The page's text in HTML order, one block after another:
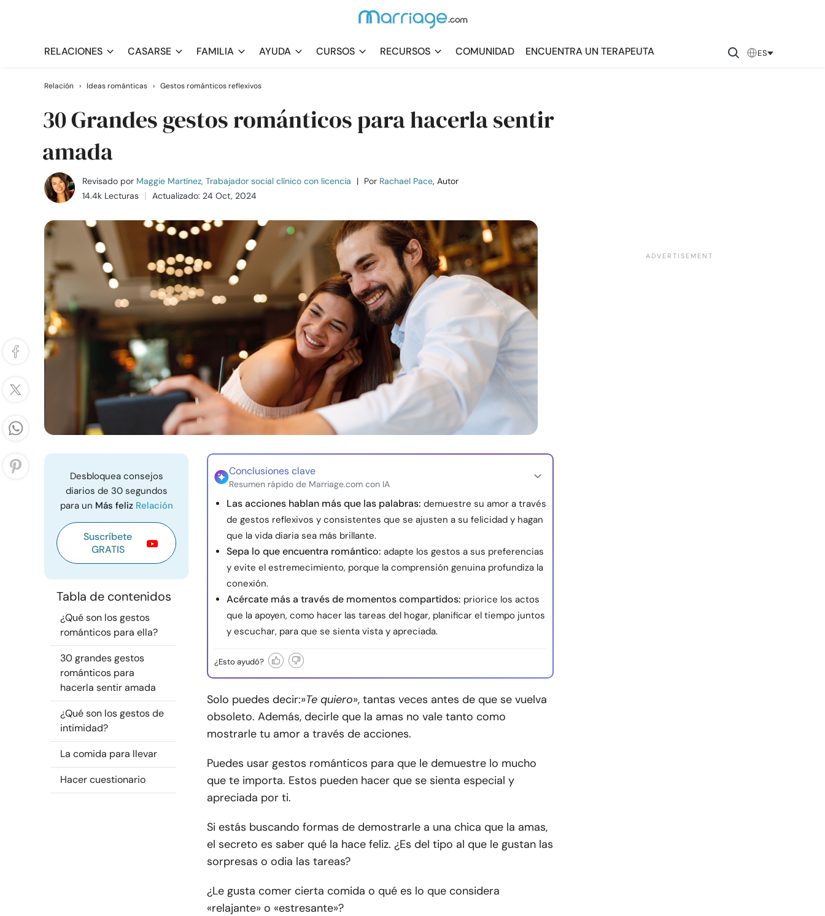
RELACIONES CASARSE FAMILIA AYUDA CURSOS RECURSOS COMUNIDAD ENCUENTRA UN TERAPEUTA ES
Relación › Ideas románticas › Gestos románticos reflexivos
30 Grandes gestos románticos para hacerla sentir
amada
Revisado por Maggie Martínez, Trabajador social clínico con licencia | Por Rachael Pace, Autor
14.4k Lecturas
Actualizado: 24 Oct, 2024
Desbloquea consejos
diarios de 30 segundos
para un Más feliz Relación
Suscríbete
GRATIS
Tabla de contenidos
¿Qué son los gestos
románticos para ella?
30 grandes gestos
románticos para
hacerla sentir amada
¿Qué son los gestos de
intimidad?
La comida para llevar
Hacer cuestionario
Conclusiones clave
Resumen rápido de Marriage.com con IA
Las acciones hablan más que las palabras: demuestre su amor a través
de gestos reflexivos y consistentes que se ajusten a su felicidad y hagan
que la vida diaria sea más brillante.
Sepa lo que encuentra romántico: adapte los gestos a sus preferencias
y evite el estremecimiento, porque la comprensión genuina profundiza la
conexión.
Acércate más a través de momentos compartidos: priorice los actos
que la apoyen, como hacer las tareas del hogar, planificar el tiempo juntos
y escuchar, para que se sienta vista y apreciada.
¿Esto ayudó?
Solo puedes decir:»Te quiero», tantas veces antes de que se vuelva
obsoleto. Además, decirle que la amas no vale tanto como
mostrarle tu amor a través de acciones.
Puedes usar gestos románticos para que le demuestre lo mucho
que te importa. Estos pueden hacer que se sienta especial y
apreciada por ti.
Si estás buscando formas de demostrarle a una chica que la amas,
el secreto es saber qué la hace feliz. ¿Es del tipo al que le gustan las
sorpresas o odia las tareas?
¿Le gusta comer cierta comida o qué es lo que considera
«relajante» o «estresante»?